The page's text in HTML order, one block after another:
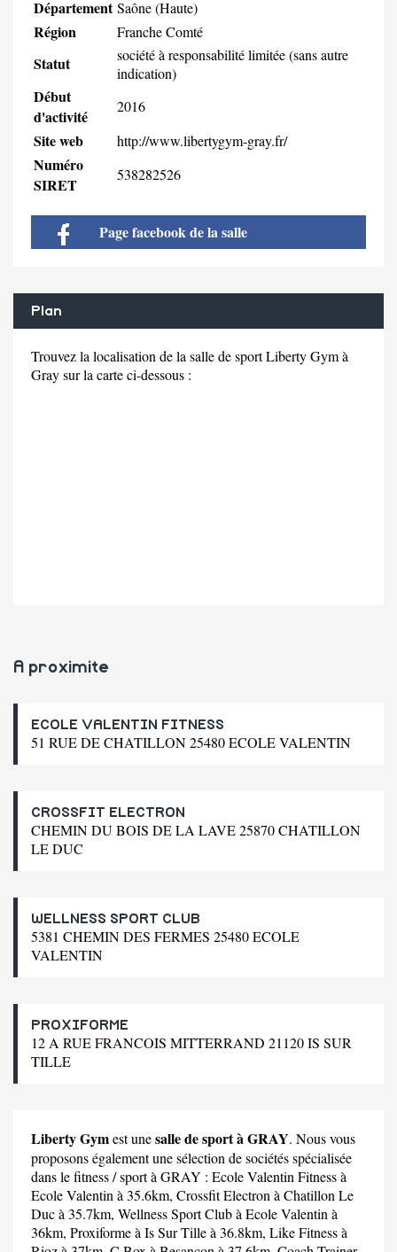
Département Saône (Haute)
Région Franche Comté
Statut
société à responsabilité limitée (sans autre
indication)
Début
d'activité
2016
Site web http://www.libertygym-gray.fr/
Numéro
SIRET
538282526
Page facebook de la salle
Plan
Trouvez la localisation de la salle de sport Liberty Gym à
Gray sur la carte ci-dessous :
A proximite
ECOLE VALENTIN FITNESS
51 RUE DE CHATILLON 25480 ECOLE VALENTIN
CROSSFIT ELECTRON
CHEMIN DU BOIS DE LA LAVE 25870 CHATILLON
LE DUC
WELLNESS SPORT CLUB
5381 CHEMIN DES FERMES 25480 ECOLE
VALENTIN
PROXIFORME
12 A RUE FRANCOIS MITTERRAND 21120 IS SUR
TILLE
Liberty Gymest unesalle de sport à GRAY. Nous vous
proposons également une sélection de sociétés spécialisée
dans le fitness / sport à GRAY : Ecole Valentin Fitnessà
Ecole Valentin à 35.6km, Crossfit Electron à Chatillon Le
Duc à 35.7km, Wellness Sport Clubà Ecole Valentin à
36km, Proxiformeà Is Sur Tille à 36.8km, Like Fitnessà